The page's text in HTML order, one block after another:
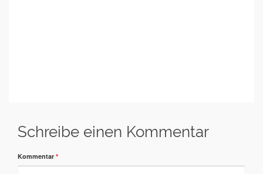
Schreibe einen Kommentar
Kommentar *